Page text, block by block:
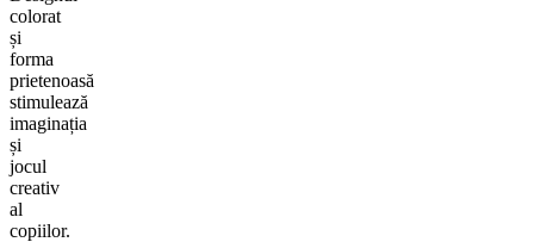
colorat
și
forma
prietenoasă
stimulează
imaginația
și
jocul
creativ
al
copiilor.